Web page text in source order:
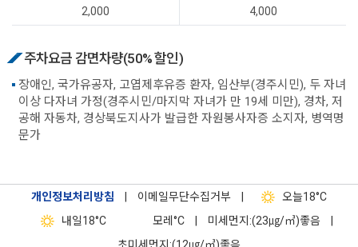
2,000 4,000
주차요금 감면차량(50% 할인)
장애인, 국가유공자, 고엽제후유증 환자, 임산부(경주시민), 두 자녀
이상 다자녀 가정(경주시민/마지막 자녀가 만 19세 미만), 경차, 저
공해 자동차, 경상북도지사가 발급한 자원봉사자증 소지자, 병역명
문가
개인정보처리방침 이메일무단수집거부 오늘18°C
내일18°C 모레 °C 미세먼지:(23㎍/㎥)좋음
초미세먼지:(12㎍/㎥)좋음